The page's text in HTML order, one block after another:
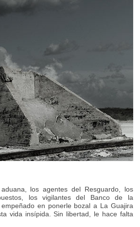
los agentes del Resguardo, los
los vigilantes del Banco de la
en ponerle bozal a La Guajira
vida insípida. Sin libertad, le hace falta